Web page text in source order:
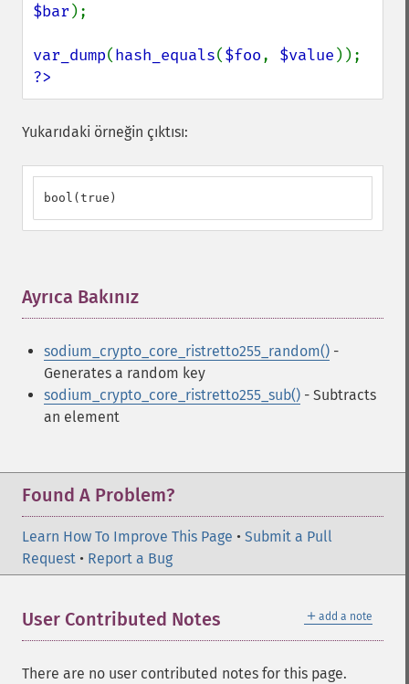
$bar );
var_dump(hash_equals($foo, $value
?>
Yukarıdaki örneğin çıktısı:
bool(true)
Ayrıca Bakınız
sodium_crypto_core_ristretto255_random() -
Generates a random key
sodium_crypto_core_ristretto255_sub() - Subtracts
an element
Found A Problem?
Learn How To Improve This Page • Submit a Pull
Request • Report a Bug
＋ add a note
User Contributed Notes
There are no user contributed notes for this page.